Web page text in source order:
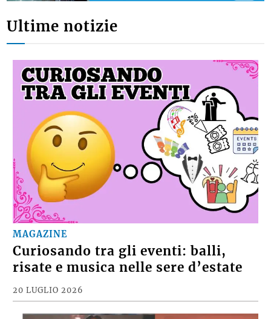
Ultime notizie
MAGAZINE
Curiosando tra gli eventi: balli,
risate e musica nelle sere d’estate
20 LUGLIO 2026